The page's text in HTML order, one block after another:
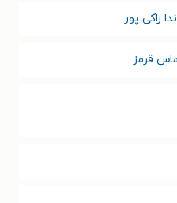
ندا راکی پور
قرمز